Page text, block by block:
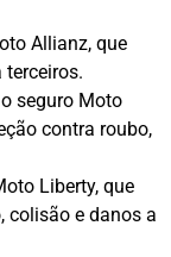
Allianz, que
terceiros.
seguro Moto
contra roubo,
Liberty, que
colisão e danos a